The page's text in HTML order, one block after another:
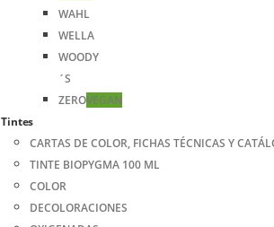
WAHL
WELLA
WOODY
´S
ZEROVEGAN
Tintes
CARTAS DE COLOR, FICHAS TÉCNICAS Y
TINTE BIOPYGMA 100 ML
COLOR
DECOLORACIONES